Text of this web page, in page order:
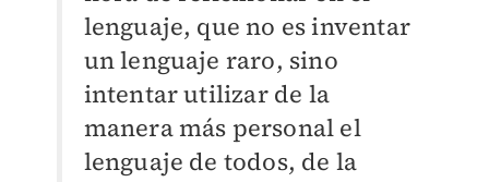
lenguaje, que no es inventar
un lenguaje raro, sino
intentar utilizar de la
manera más personal el
lenguaje de todos, de la